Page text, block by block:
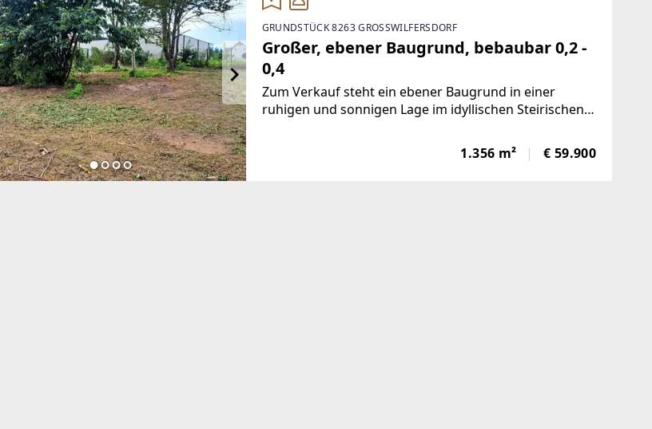
GRUNDSTÜCK 8263 GROSSWILFERSDORF
Großer, ebener Baugrund, bebaubar 0,2 -
0,4
Zum Verkauf steht ein ebener Baugrund in einer
ruhigen und sonnigen Lage im idyllischen Steirischen
Ihres Traumhauses oder Zweitwohnsitzes. Hier sind
1.356 m² € 59.900